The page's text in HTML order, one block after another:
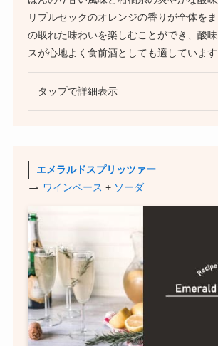
リプルセックのオレンジの香りが全体を
の取れた味わいを楽しむことができ、酸
スが心地よく食前酒としても適しています
タップで詳細表示
エメラルドスプリッツァー
ワインベース + ソーダ